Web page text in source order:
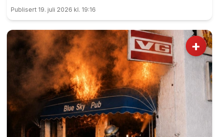
blide og hjelpsomme sommervikarer som mer
enn gjerne guider deg.
Publisert 19. juli 2026 kl. 19:16
+